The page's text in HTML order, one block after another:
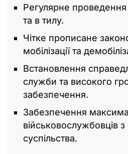
Регулярне проведення
та в тилу.
Чітке прописане
мобілізації та
Встановлення
служби та високого
забезпечення.
Забезпечення
військовослужбовців
суспільства.